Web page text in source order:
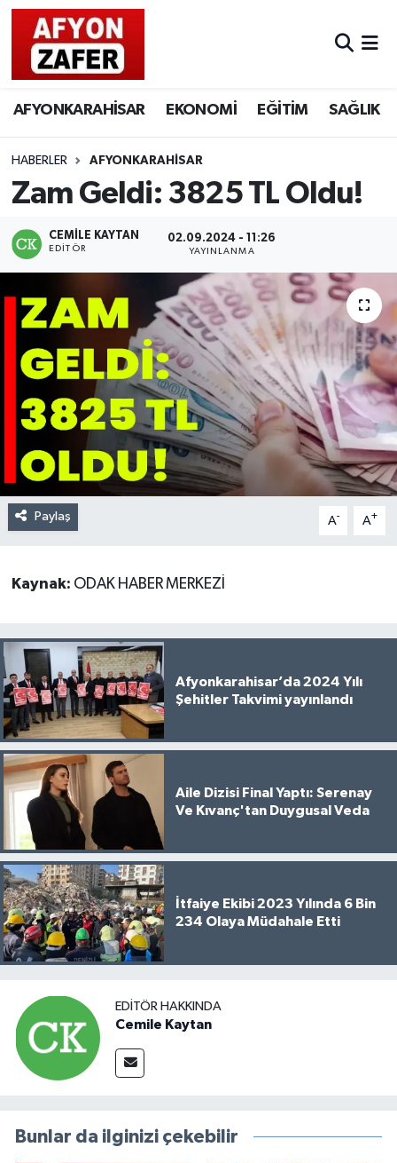
AFYONKARAHİSAR EKONOMİ EĞİTİM SAĞLIK
HABERLER AFYONKARAHİSAR
Zam Geldi: 3825 TL Oldu!
CEMILE KAYTAN
EDITÖR
02.09.2024 - 11:26
YAYINLANMA
Paylaş A- A+
Kaynak: ODAK HABER MERKEZİ
Afyonkarahisar’da 2024 Yılı
Şehitler Takvimi yayınlandı
Aile Dizisi Final Yaptı: Serenay
Ve Kıvanç'tan Duygusal Veda
İtfaiye Ekibi 2023 Yılında 6 Bin
234 Olaya Müdahale Etti
EDITÖR HAKKINDA
Cemile Kaytan
Bunlar da ilginizi çekebilir